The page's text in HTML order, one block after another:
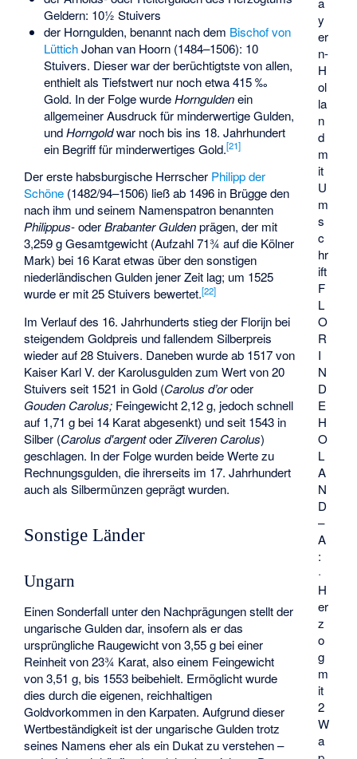
y
er
n-
H
ol
la
n
d
m
it
U
m
s
c
hr
ift
F
L
O
R
I
N
D
E
H
O
L
A
N
D
–
A
:
·
H
er
z
o
g
m
it
2
W
a
Geldern: 10½ Stuivers
der Horngulden, benannt nach dem Bischof von
LüttichJohan van Hoorn (1484–1506): 10
Stuivers. Dieser war der berüchtigtste von allen,
enthielt als Tiefstwert nur noch etwa 415 ‰
Gold. In der Folge wurdeHornguldenein
allgemeiner Ausdruck für minderwertige Gulden,
undHorngoldwar noch bis ins 18. Jahrhundert
ein Begriff für minderwertiges Gold.[21]
Der erste habsburgische Herrscher Philipp der
Schöne (1482/94–1506) ließ ab 1496 in Brügge den
nach ihm und seinem Namenspatron benannten
Philippus- oderBrabanter Guldenprägen, der mit
3,259 g Gesamtgewicht (Aufzahl 71¾ auf die Kölner
Mark) bei 16 Karat etwas über den sonstigen
niederländischen Gulden jener Zeit lag; um 1525
wurde er mit 25 Stuivers bewertet.[22]
Im Verlauf des 16. Jahrhunderts stieg der Florijn bei
steigendem Goldpreis und fallendem Silberpreis
wieder auf 28 Stuivers. Daneben wurde ab 1517 von
Kaiser Karl V. der Karolusgulden zum Wert von 20
Stuivers seit 1521 in Gold (Carolus d’oroder
Gouden Carolus; Feingewicht 2,12 g, jedoch schnell
auf 1,71 g bei 14 Karat abgesenkt) und seit 1543 in
Silber (Carolus d'argentoderZilveren Carolus)
geschlagen. In der Folge wurden beide Werte zu
Rechnungsgulden, die ihrerseits im 17. Jahrhundert
auch als Silbermünzen geprägt wurden.
Sonstige Länder
Ungarn
Einen Sonderfall unter den Nachprägungen stellt der
ungarische Gulden dar, insofern als er das
ursprüngliche Raugewicht von 3,55 g bei einer
Reinheit von 23¾ Karat, also einem Feingewicht
von 3,51 g, bis 1553 beibehielt. Ermöglicht wurde
dies durch die eigenen, reichhaltigen
Goldvorkommen in den Karpaten. Aufgrund dieser
Wertbeständigkeit ist der ungarische Gulden trotz
seines Namens eher als ein Dukat zu verstehen –